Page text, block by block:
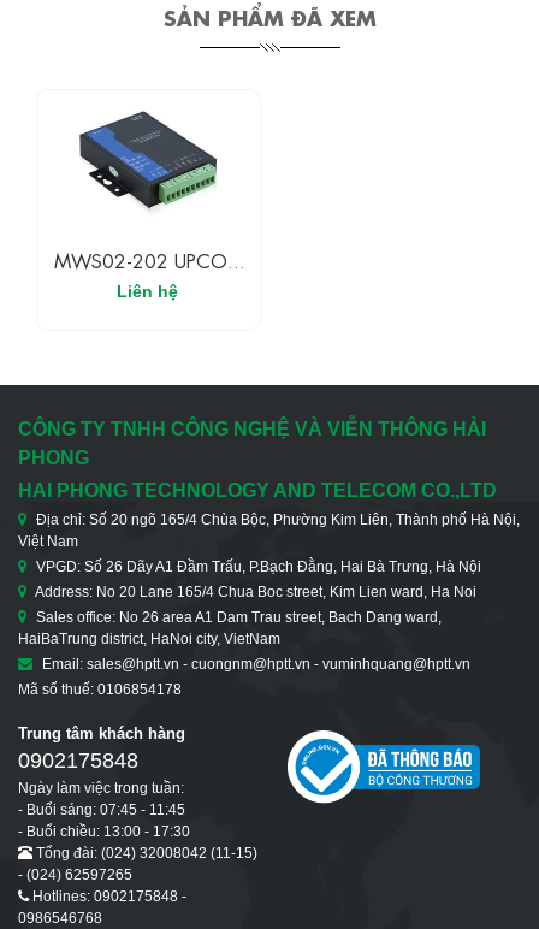
SẢN PHẨM ĐÃ XEM
MWS02-202 UPCOM
Bộ Chuyển Đổi Tín Hiệu
Serial 2 Cổng RS-
Liên hệ
CÔNG TY TNHH CÔNG NGHỆ VÀ VIỄN THÔNG HẢI
PHONG
HAI PHONG TECHNOLOGY AND TELECOM CO.,LTD
Địa chỉ: Số 20 ngõ 165/4 Chùa Bộc, Phường Kim Liên, Thành phố Hà Nội,
Việt Nam
VPGD: Số 26 Dãy A1 Đầm Trấu, P.Bạch Đằng, Hai Bà Trưng, Hà Nội
Address: No 20 Lane 165/4 Chua Boc street, Kim Lien ward, Ha Noi
Sales office: No 26 area A1 Dam Trau street, Bach Dang ward,
HaiBaTrung district, HaNoi city, VietNam
Email: sales@hptt.vn - cuongnm@hptt.vn - vuminhquang@hptt.vn
Mã số thuế: 0106854178
Trung tâm khách hàng
0902175848
Ngày làm việc trong tuần:
- Buổi sáng: 07:45 - 11:45
- Buổi chiều: 13:00 - 17:30
Tổng đài: (024) 32008042 (11-15)
- (024) 62597265
Hotlines: 0902175848 -
0986546768